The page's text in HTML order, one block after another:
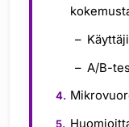
A/B-